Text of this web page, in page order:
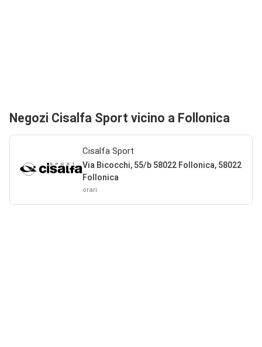
Negozi Cisalfa Sport vicino a Follonica
Cisalfa Sport
Via Bicocchi, 55/b 58022 Follonica, 58022
Follonica
orari